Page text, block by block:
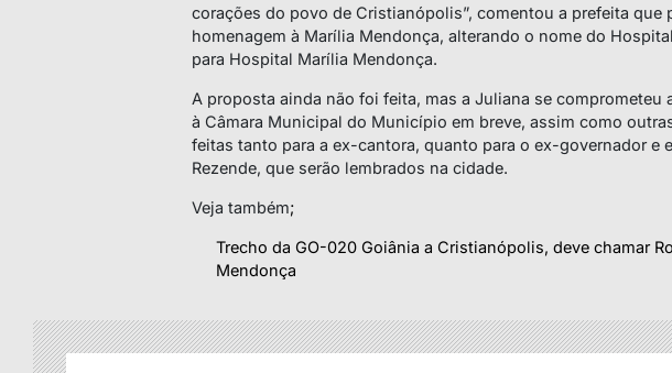
corações do povo de Cristianópolis”, comentou a prefeita que
homenagem à Marília Mendonça, alterando o nome do
para Hospital Marília Mendonça.
A proposta ainda não foi feita, mas a Juliana se comprometeu
à Câmara Municipal do Município em breve, assim como
feitas tanto para a ex-cantora, quanto para o ex-governador e
Rezende, que serão lembrados na cidade.
Veja também;
Trecho da GO-020 Goiânia a Cristianópolis, deve chamar
Mendonça